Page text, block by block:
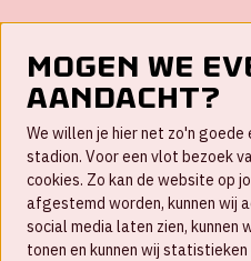
Mogen we
aandacht?
We willen je hier net zo'n goede
stadion. Voor een vlot bezoek
cookies. Zo kan de website op
afgestemd worden, kunnen wij
social media laten zien, kunnen
tonen en kunnen wij